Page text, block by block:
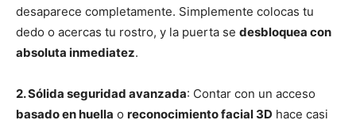
desaparece completamente. Simplemente colocas tu
dedo o acercas tu rostro, y la puerta se desbloquea con
absoluta inmediatez.
2. Sólida seguridad avanzada: Contar con un acceso
basado en huella o reconocimiento facial 3D hace casi